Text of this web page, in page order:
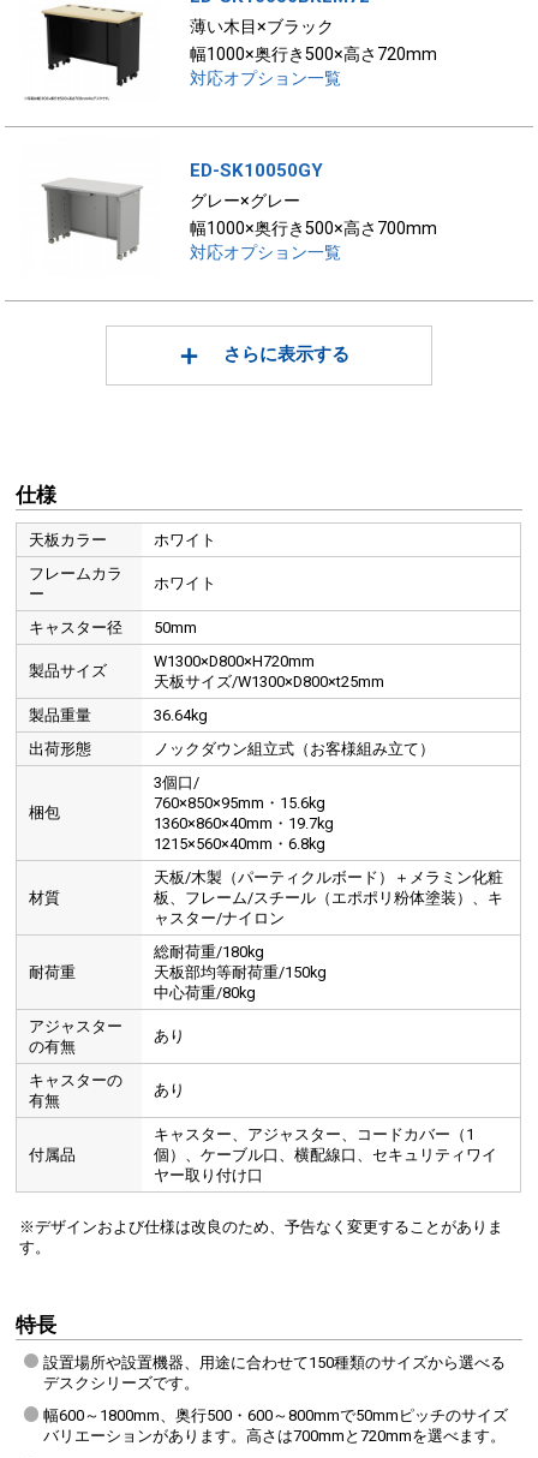
薄い木目×ブラック
幅1000×奥行き500×高さ720mm
対応オプション一覧
ED-SK10050GY
グレー×グレー
幅1000×奥行き500×高さ700mm
対応オプション一覧
さらに表示する
仕様
天板カラー
ホワイト
フレームカラ
ー
ホワイト
キャスター径 50mm
製品サイズ
W1300×D800×H720mm
天板サイズ/W1300×D800×t25mm
製品重量
36.64kg
出荷形態
ノックダウン組立式（お客様組み立て）
梱包
3個口/
760×850×95mm・15.6kg
1360×860×40mm・19.7kg
1215×560×40mm・6.8kg
材質
天板/木製（パーティクルボード）＋メラミン化粧
板、フレーム/スチール（エポポリ粉体塗装）、キ
ャスター/ナイロン
耐荷重
総耐荷重/180kg
天板部均等耐荷重/150kg
中心荷重/80kg
アジャスター
の有無
あり
キャスターの
有無
あり
付属品
キャスター、アジャスター、コードカバー（1
個）、ケーブル口、横配線口、セキュリティワイ
ヤー取り付け口
※デザインおよび仕様は改良のため、予告なく変更することがありま
す。
特長
設置場所や設置機器、用途に合わせて150種類のサイズから選べる
デスクシリーズです。
幅600～1800mm、奥行500・600～800mmで50mmピッチのサイズ
バリエーションがあります。高さは700mmと720mmを選べます。